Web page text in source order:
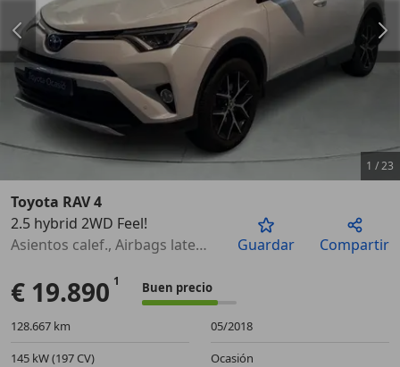
Anterior
1 /23
Toyota RAV 4
2.5 hybrid 2WD Feel!
Asientos calef., Airbags laterales, Sensor de lluvia, Faros antiniebla, Airbag del conductor, Cierre centralizado, Climatizador
Guardar Compartir
€ 19.890 Buen precio
128.667 km
05/2018
145 kW (197 CV)
Ocasión